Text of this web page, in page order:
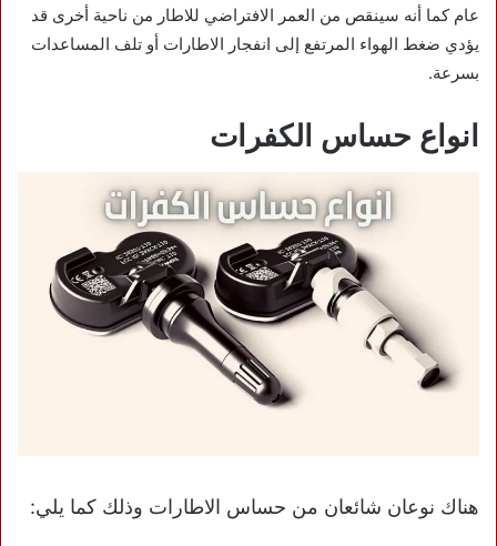
عام كما أنه سينقص من العمر الافتراضي للاطار من ناحية أخرى قد
يؤدي ضغط الهواء المرتفع إلى انفجار الاطارات أو تلف المساعدات
بسرعة.
انواع حساس الكفرات
هناك نوعان شائعان من حساس الاطارات وذلك كما يلي: